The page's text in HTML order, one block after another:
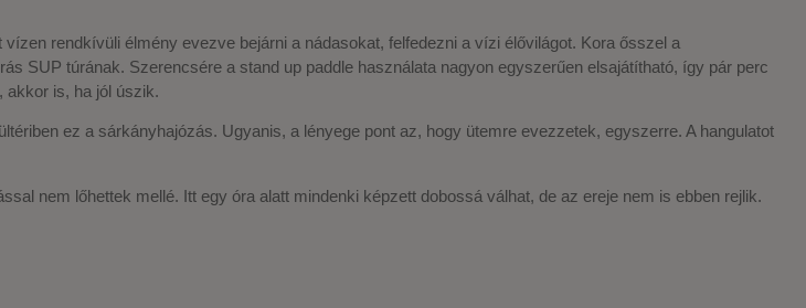
rendkívüli élmény evezve bejárni a nádasokat, felfedezni a vízi élővilágot. Kora ősszel a
SUP túrának. Szerencsére a stand up paddle használata nagyon egyszerűen elsajátítható, így pár perc
akkor is, ha jól úszik.
ez a sárkányhajózás. Ugyanis, a lényege pont az, hogy ütemre evezzetek, egyszerre. A hangulatot
nem lőhettek mellé. Itt egy óra alatt mindenki képzett dobossá válhat, de az ereje nem is ebben rejlik.